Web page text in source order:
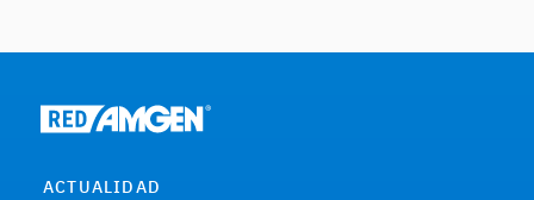
ACTUALIDAD